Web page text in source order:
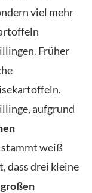
viel mehr
Früher
aufgrund
stammt weiß
dass drei kleine